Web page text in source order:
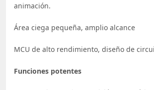
animación.
Área ciega pequeña, amplio alcance
MCU de alto rendimiento, diseño de
Funciones potentes